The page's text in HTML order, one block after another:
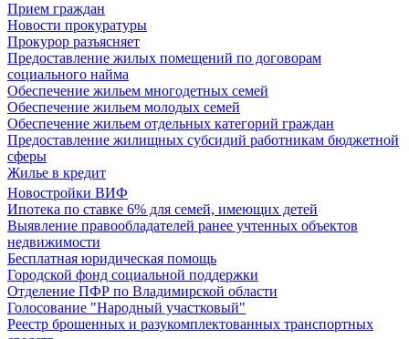
Прием граждан
Новости прокуратуры
Прокурор разъясняет
Предоставление жилых помещений по договорам
социального найма
Обеспечение жильем многодетных семей
Обеспечение жильем молодых семей
Обеспечение жильем отдельных категорий граждан
Предоставление жилищных субсидий работникам бюджетной
сферы
Жилье в кредит
Новостройки ВИФ
Ипотека по ставке 6% для семей, имеющих детей
Выявление правообладателей ранее учтенных объектов
недвижимости
Бесплатная юридическая помощь
Городской фонд социальной поддержки
Отделение ПФР по Владимирской области
Голосование "Народный участковый"
Реестр брошенных и разукомплектованных транспортных